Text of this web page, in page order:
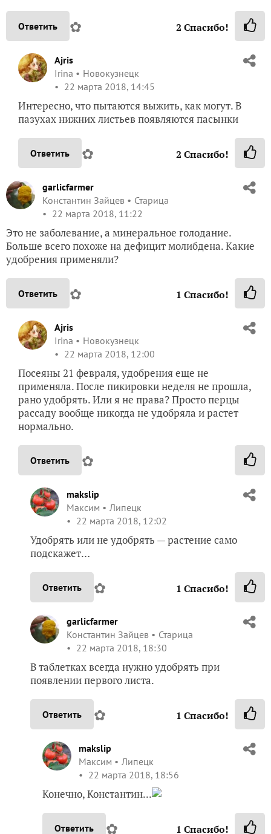
Ответить ✿ 2 Спасибо!
Ajris
Irina
Новокузнецк
22 марта 2018, 14:45
Интересно, что пытаются выжить, как могут. В
пазухах нижних листьев появляются пасынки
Ответить ✿ 2 Спасибо!
garlicfarmer
Константин Зайцев
Старица
22 марта 2018, 11:22
Это не заболевание, а минеральное голодание.
Больше всего похоже на дефицит молибдена. Какие
удобрения применяли?
Ответить ✿ 1 Спасибо!
Ajris
Irina
Новокузнецк
22 марта 2018, 12:00
Посеяны 21 февраля, удобрения еще не
применяла. После пикировки неделя не прошла,
рано удобрять. Или я не права? Просто перцы
рассаду вообще никогда не удобряла и растет
нормально.
Ответить ✿
makslip
Максим
Липецк
22 марта 2018, 12:02
Удобрять или не удобрять — растение само
подскажет…
Ответить ✿ 1 Спасибо!
garlicfarmer
Константин Зайцев
Старица
22 марта 2018, 18:30
В таблетках всегда нужно удобрять при
появлении первого листа.
Ответить ✿ 1 Спасибо!
makslip
Максим
Липецк
22 марта 2018, 18:56
Конечно, Константин...
Ответить ✿ 1 Спасибо!